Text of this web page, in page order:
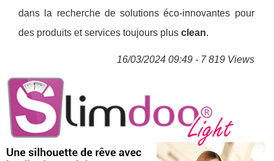
dans la recherche de solutions éco-innovantes pour
des produits et services toujours plus clean.
16/03/2024 09:49 - 7 819 Views